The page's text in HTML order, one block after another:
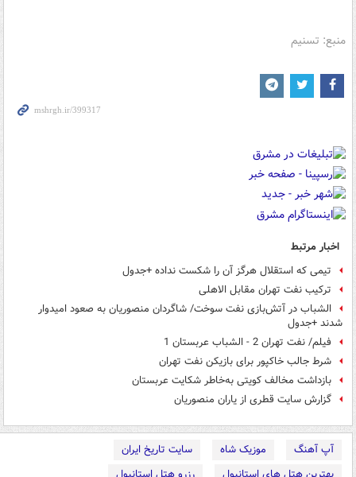
منبع: تسنیم
اخبار مرتبط
تیمی که استقلال هرگز آن را شکست نداده +جدول
ترکیب نفت تهران مقابل الاهلی
الشباب در آتش‌بازی نفت سوخت/ شاگردان منصوریان به صعود امیدوار
شدند +جدول
فیلم/ نفت تهران 2 - الشباب عربستان 1
شرط جالب خاکپور برای بازیکن نفت تهران
بازداشت مخالف کویتی به‌خاطر شکایت عربستان
گزارش سایت قطری از یاران منصوریان
آپ آهنگ موزیک شاه
سایت تاریخ ایران